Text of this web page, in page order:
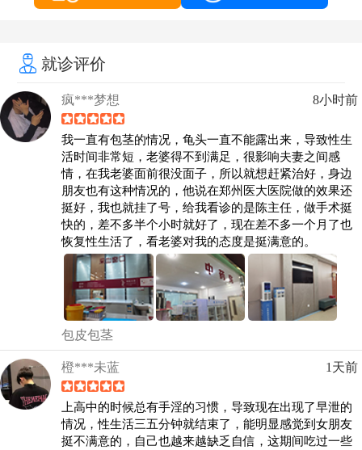
就诊评价
疯***梦想 8小时前
我一直有包茎的情况，龟头一直不能露出来，导致性生
活时间非常短，老婆得不到满足，很影响夫妻之间感
情，在我老婆面前很没面子，所以就想赶紧治好，身边
朋友也有这种情况的，他说在郑州医大医院做的效果还
挺好，我也就挂了号，给我看诊的是陈主任，做手术挺
快的，差不多半个小时就好了，现在差不多一个月了也
恢复性生活了，看老婆对我的态度是挺满意的。
包皮包茎
橙***未蓝 1天前
上高中的时候总有手淫的习惯，导致现在出现了早泄的
情况，性生活三五分钟就结束了，能明显感觉到女朋友
挺不满意的，自己也越来越缺乏自信，这期间吃过一些